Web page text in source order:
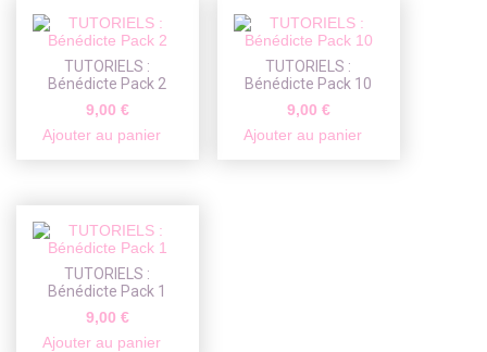
TUTORIELS :
Bénédicte Pack 2
9,00 €
Ajouter au panier
TUTORIELS :
Bénédicte Pack 10
9,00 €
Ajouter au panier
TUTORIELS :
Bénédicte Pack 1
9,00 €
Ajouter au panier